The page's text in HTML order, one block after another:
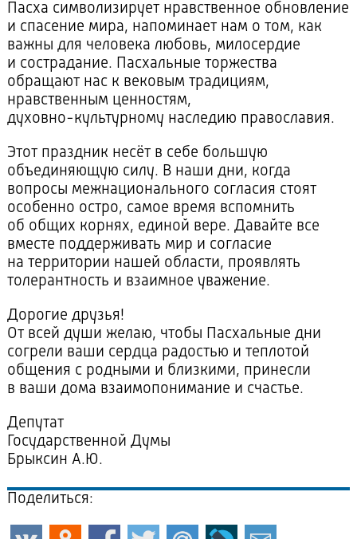
Пасха символизирует нравственное обновление
и спасение мира, напоминает нам о том, как
важны для человека любовь, милосердие
и сострадание. Пасхальные торжества
обращают нас к вековым традициям,
нравственным ценностям,
духовно-культурному наследию православия.
Этот праздник несёт в себе большую
объединяющую силу. В наши дни, когда
вопросы межнационального согласия стоят
особенно остро, самое время вспомнить
об общих корнях, единой вере. Давайте все
вместе поддерживать мир и согласие
на территории нашей области, проявлять
толерантность и взаимное уважение.
Дорогие друзья!
От всей души желаю, чтобы Пасхальные дни
согрели ваши сердца радостью и теплотой
общения с родными и близкими, принесли
в ваши дома взаимопонимание и счастье.
Депутат
Государственной Думы
Брыксин А.Ю.
Поделиться: